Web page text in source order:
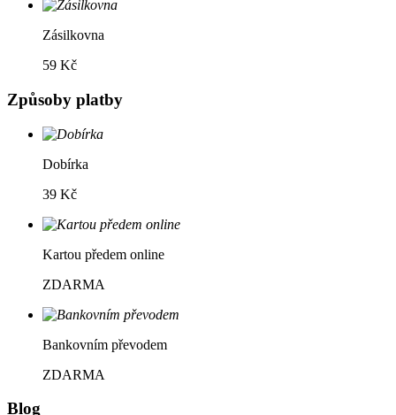
Zásilkovna
59 Kč
Způsoby platby
Dobírka
39 Kč
Kartou předem online
ZDARMA
Bankovním převodem
ZDARMA
Blog